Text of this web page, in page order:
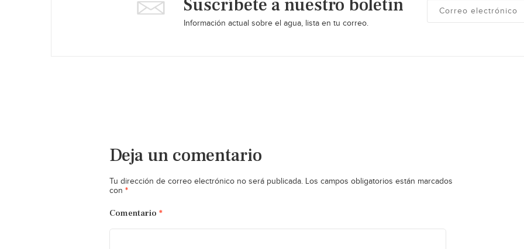
Suscríbete a nuestro boletín
Información actual sobre el agua, lista en tu correo.
Deja un comentario
Tu dirección de correo electrónico no será publicada. Los campos obligatorios están marcados
con *
Comentario *